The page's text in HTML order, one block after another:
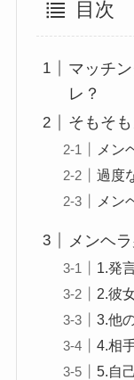
目次
マッチ
レ？
そもそ
メン
過度
メン
メンヘ
1.発
2.彼
3.他
4.相
5.自